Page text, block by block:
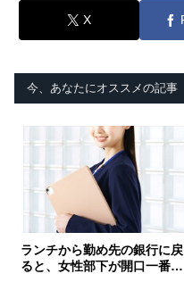
X
今、あなたにオススメの記事
ランチから勤め先の銀行に戻
ると、女性部下が開口一番…